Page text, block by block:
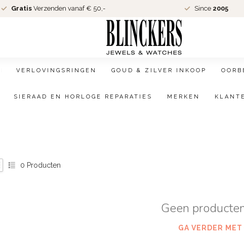
GratisVerzenden vanaf € 50,- Since 2005
VERLOVINGSRINGEN GOUD & ZILVER INKOOP
SIERAAD EN HORLOGE REPARATIES MERKEN
0 Producten
Geen
GA VERDER